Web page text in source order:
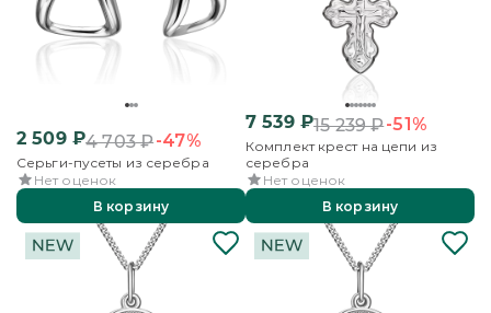
2 509₽4 703₽-47%
Серьги-пусеты из серебра
Нет оценок
В корзину
7 539₽15 239₽-51%
Комплект крест на цепи из
серебра
Нет оценок
В корзину